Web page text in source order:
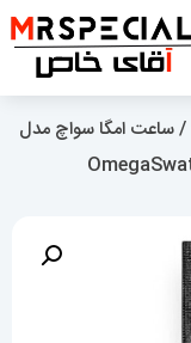
/ ساعت امگا سواچ مدل